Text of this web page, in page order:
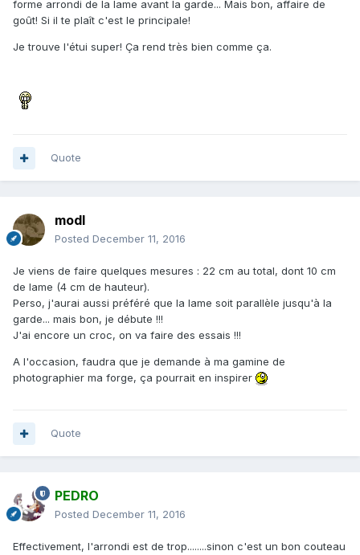
forme arrondi de la lame avant la garde... Mais bon, affaire de
goût! Si il te plaît c'est le principale!
Je trouve l'étui super! Ça rend très bien comme ça.
Quote
modl
Posted December 11, 2016
Je viens de faire quelques mesures : 22 cm au total, dont 10 cm
de lame (4 cm de hauteur).
Perso, j'aurai aussi préféré que la lame soit parallèle jusqu'à la
garde... mais bon, je débute !!!
J'ai encore un croc, on va faire des essais !!!
A l'occasion, faudra que je demande à ma gamine de
photographier ma forge, ça pourrait en inspirer
Quote
PEDRO
Posted December 11, 2016
Effectivement, l'arrondi est de trop........sinon c'est un bon couteau